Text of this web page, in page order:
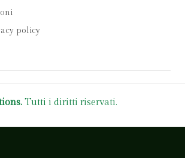
policy
Tutti i diritti riservati.